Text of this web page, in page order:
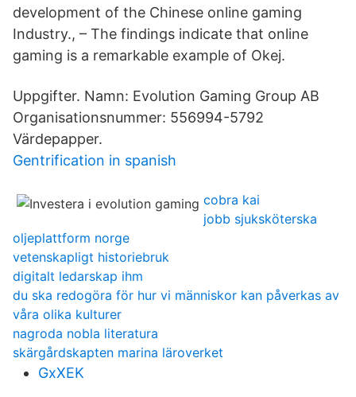
development of the Chinese online gaming
Industry., – The findings indicate that online
gaming is a remarkable example of Okej.
Uppgifter. Namn: Evolution Gaming Group AB
Organisationsnummer: 556994-5792
Värdepapper.
Gentrification in spanish
cobra kai
jobb sjuksköterska
oljeplattform norge
vetenskapligt historiebruk
digitalt ledarskap ihm
du ska redogöra för hur vi människor kan påverkas av
våra olika kulturer
nagroda nobla literatura
skärgårdskapten marina läroverket
GxXEK